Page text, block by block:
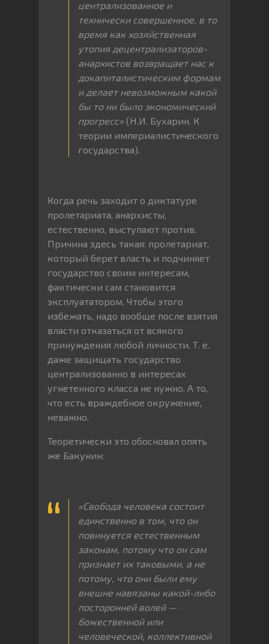
централизованное и
технически совершенное, в то
время как хозяйственная
утопия децентрализаторов-
анархистов возвращает нас к
докапиталистическим формам
и делает невозможным какой
бы то ни было экономический
прогресс» (Н.И. Бухарин. К
теории империалистического
государства).
Когда речь заходит о диктатуре
пролетариата, анархисты,
естественно, выступают против.
Причина здесь такая: пролетариат,
который берет власть и подчиняет
государство своим интересам,
фактически сам становится
эксплуататором. Чтобы этого
избежать, надо вообще после взятия
власти отказаться от всякого
принуждения любой личности. Т. е.
даже защищать государство
централизованно в интересах
угнетенного класса не нужно. А то,
что есть враждебное окружение,
неважно.
Теоретически это обосновал опять
же Бакунин:
«Свобода человека состоит
единственно в том, что он
повинуется естественным
законам, потому что он сам
признает их таковыми, а не
потому, что они были ему
внешне навязаны какой-либо
посторонней волей —
божественной или
человеческой, коллективной